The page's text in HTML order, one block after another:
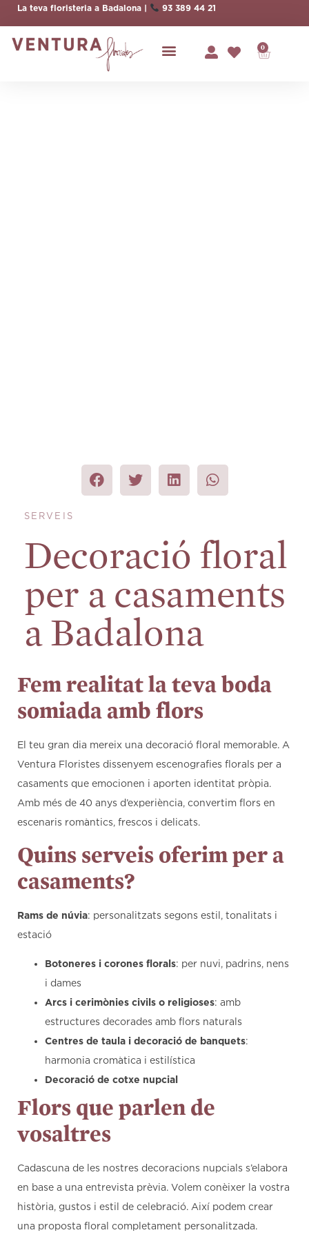
La teva floristeria a Badalona | 93 389 44 21
0
SERVEIS
Decoració floral
per a casaments
a Badalona
Fem realitat la teva boda
somiada amb flors
El teu gran dia mereix una decoració floral memorable. A
Ventura Floristes dissenyem escenografies florals per a
casaments que emocionen i aporten identitat pròpia.
Amb més de 40 anys d’experiència, convertim flors en
escenaris romàntics, frescos i delicats.
Quins serveis oferim per a
casaments?
Rams de núvia: personalitzats segons estil, tonalitats i
estació
Botoneres i corones florals: per nuvi, padrins, nens
i dames
Arcs i cerimònies civils o religioses: amb
estructures decorades amb flors naturals
Centres de taula i decoració de banquets:
harmonia cromàtica i estilística
Decoració de cotxe nupcial
Flors que parlen de
vosaltres
Cadascuna de les nostres decoracions nupcials s’elabora
en base a una entrevista prèvia. Volem conèixer la vostra
història, gustos i estil de celebració. Així podem crear
una proposta floral completament personalitzada.